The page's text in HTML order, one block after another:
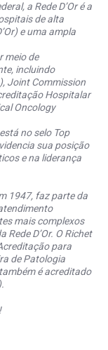
a Rede D’Or é a
de alta
e uma ampla
meio de
incluindo
Joint Commission
Hospitalar
Oncology
no selo Top
sua posição
e na liderança
1947, faz parte da
mais complexos
D’Or. O Richet
para
de Patologia
é acreditado